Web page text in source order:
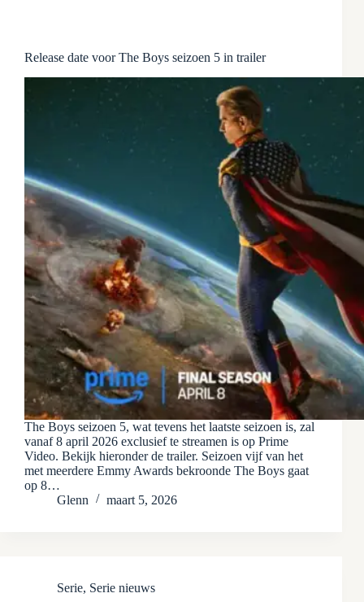
Release date voor The Boys seizoen 5 in trailer
The Boys seizoen 5, wat tevens het laatste seizoen is, zal
vanaf 8 april 2026 exclusief te streamen is op Prime
Video. Bekijk hieronder de trailer. Seizoen vijf van het
met meerdere Emmy Awards bekroonde The Boys gaat
op 8…
Glenn
maart 5, 2026
Serie, Serie nieuws